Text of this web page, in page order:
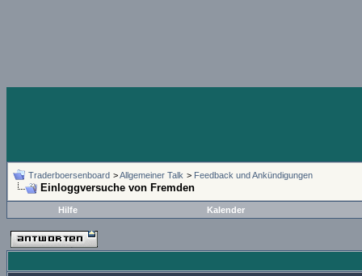
Traderboersenboard >Allgemeiner Talk > Feedback und Ankündigungen
Einloggversuche von Fremden
Hilfe Kalender